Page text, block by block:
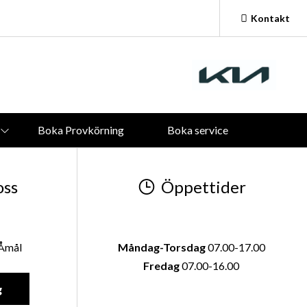
Kontakt
Boka Provkörning Boka service
09.00 - 18.00
Lördagar och Söndagar:Stängt
Öppettider
Måndag-Torsdag07.00-17.00
Fredag07.00-16.00